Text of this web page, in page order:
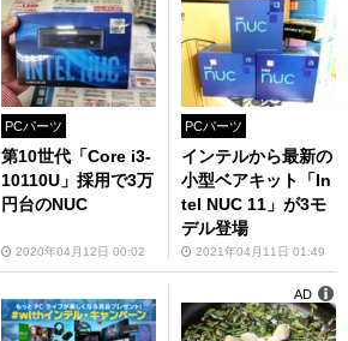
PCパーツ
第10世代「Core i3-
10110U」採用で3万
円台のNUC
2020年04月12日 00:02
PCパーツ
インテルから最新の
小型ベアキット「In
tel NUC 11」が3モ
デル登場
2021年04月11日 01:49
AD